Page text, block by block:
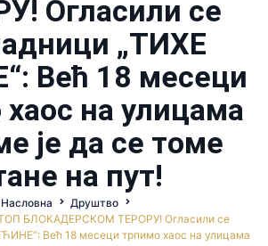
Огласили се
„ТИХЕ
Већ 18 месеци
на улицама
је да се томе
на пут!
Насловна
Друштво
БЛОКАДЕРСКОМ ТЕРОРУ! Огласили се
Већ 18 месеци трпимо хаос на улицама